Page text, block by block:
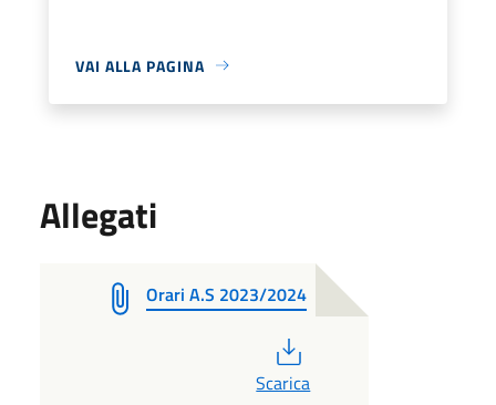
VAI ALLA PAGINA
Allegati
Orari A.S 2023/2024
Scarica